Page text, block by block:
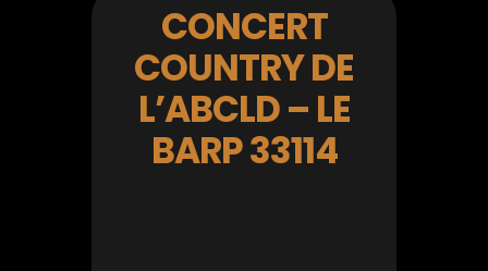
CONCERT
COUNTRY DE
L’ABCLD – LE
BARP 33114